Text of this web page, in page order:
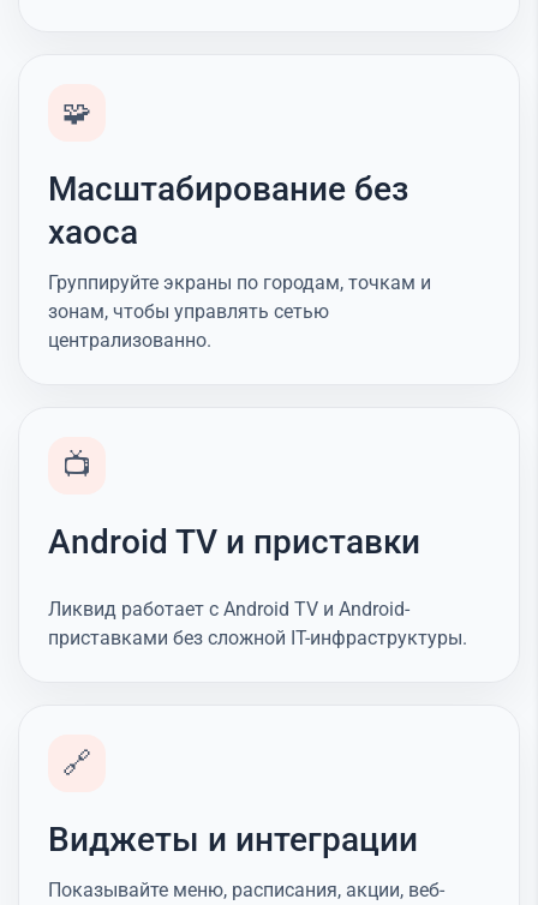
🧩
Масштабирование без
хаоса
Группируйте экраны по городам, точкам и
зонам, чтобы управлять сетью
централизованно.
📺
Android TV и приставки
Ликвид работает с Android TV и Android-
приставками без сложной IT-инфраструктуры.
🔗
Виджеты и интеграции
Показывайте меню, расписания, акции, веб-